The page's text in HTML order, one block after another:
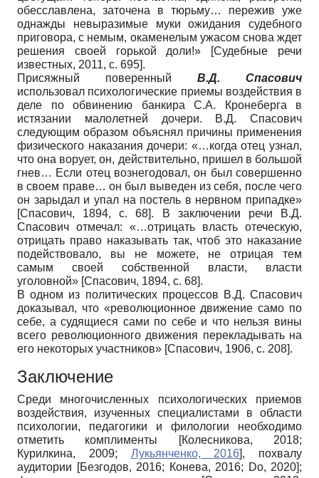
обесславлена, заточена в тюрьму… пережив уже
однажды невыразимые муки ожидания судебного
приговора, с немым, окаменелым ужасом снова ждет
решения своей горькой доли!»
[Судебные речи
известных, 2011, с. 695].
Присяжный поверенный В.Д. Спасович
использовал психологические приемы воздействия в
деле по обвинению банкира С.А. Кронеберга в
истязании малолетней дочери. В.Д. Спасович
следующим образом объяснял причины применения
физического наказания дочери: «…когда отец узнал,
что она ворует, он, действительно, пришел в большой
гнев… Если отец вознегодовал, он был совершенно
в своем праве… он был выведен из себя, после чего
он зарыдал и упал на постель в нервном припадке»
[Спасович, 1894, c. 68]. В заключении речи В.Д.
Спасович отмечал: «…отрицать власть отеческую,
отрицать право наказывать так, чтоб это наказание
подействовало, вы не можете, не отрицая тем
самым своей собственной власти, власти
уголовной» [Спасович, 1894, с. 68].
В одном из политических процессов В.Д. Спасович
доказывал, что «революционное движение само по
себе, а судящиеся сами по себе и что нельзя вины
всего революционного движения перекладывать на
его некоторых участников» [Спасович, 1906, с. 208].
Заключение
Среди многочисленных психологических приемов
воздействия, изученных специалистами в области
психологии, педагогики и филологии необходимо
отметить комплименты
[Колесникова, 2018;
Курилкина, 2009; Лукьянченко, 2016], похвалу
аудитории [Безгодов, 2016; Конева, 2016; Do, 2020];